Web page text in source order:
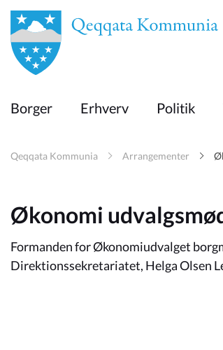
en
Borger
Erhverv
Politik
Turisme
Selvbetjening
Borger Erhverv Politik
Qeqqata Kommunia Arrangementer
Økonomi
Formanden for Økonomiudvalget
Direktionssekretariatet, Helga Olsen